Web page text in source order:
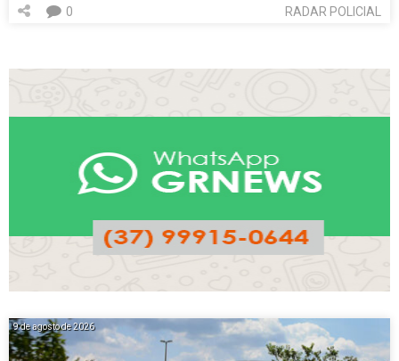
RADAR POLICIAL
0
9 de agosto de 2026